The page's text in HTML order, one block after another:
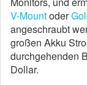
V-Mountoder
angeschraubt
großen Akku
durchgehenden
Dollar.